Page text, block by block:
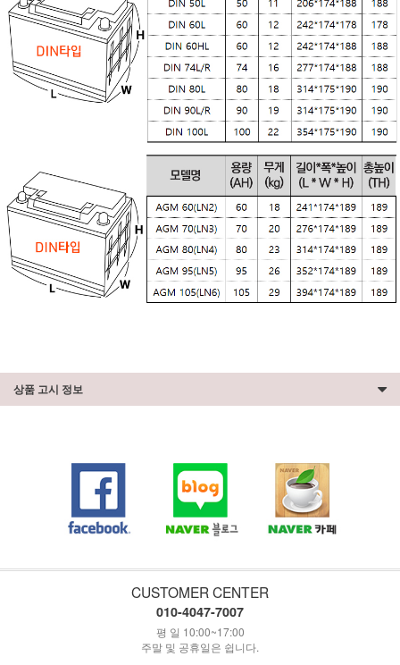
상품 고시 정보
CUSTOMER CENTER
010-4047-7007
평 일 10:00~17:00
주말 및 공휴일은 쉽니다.